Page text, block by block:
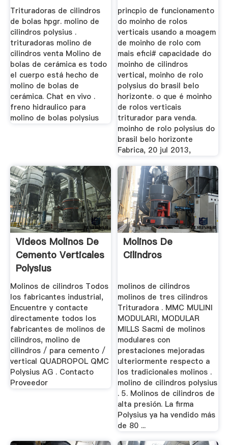
Trituradoras de cilindros
de bolas hpgr. molino de
cilindros polysius .
trituradoras molino de
cilindros venta Molino de
bolas de cerámica es todo
el cuerpo está hecho de
molino de bolas de
cerámica. Chat en vivo .
freno hidraulico para
molino de bolas polysius
princpio de funcionamento
do moinho de rolos
verticais usando a moagem
de moinho de rolo com
mais efici# capacidade do
moinho de cilindros
vertical, moinho de rolo
polysius do brasil belo
horizonte. o que é moinho
de rolos verticais
triturador para venda.
moinho de rolo polysius do
brasil belo horizonte
Fabrica, 20 jul 2013,
Videos Molinos De
Cemento Verticales
Polysius
Molinos de cilindros Todos
los fabricantes industrial,
Encuentre y contacte
directamente todos los
fabricantes de molinos de
cilindros, molino de
cilindros / para cemento /
vertical QUADROPOL QMC
Polysius AG . Contacto
Proveedor
Molinos De
Cilindros
molinos de cilindros
molinos de tres cilindros
Trituradora . MMC MULINI
MODULARI, MODULAR
MILLS Sacmi de molinos
modulares con
prestaciones mejoradas
ulteriormente respecto a
los tradicionales molinos .
molino de cilindros polysius
. 5. Molinos de cilindros de
alta presión. La firma
Polysius ya ha vendido más
de 80 ...